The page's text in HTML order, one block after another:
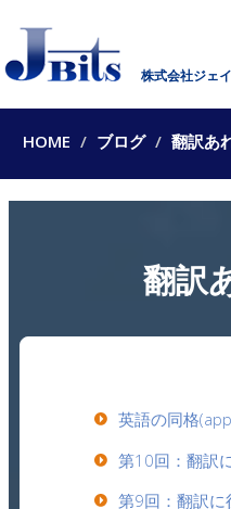
株式会社ジェ
HOME ブログ 翻訳あ
翻訳
英語の同格
第10回：翻訳
第9回：翻訳に